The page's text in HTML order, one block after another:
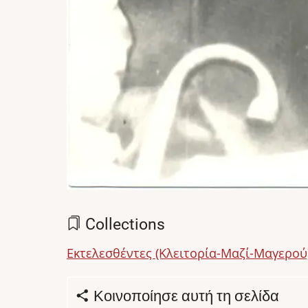
Collections
Εκτελεσθέντες (Κλειτορία-Μαζί-
Κοινοποίησε αυτή τη σελίδα